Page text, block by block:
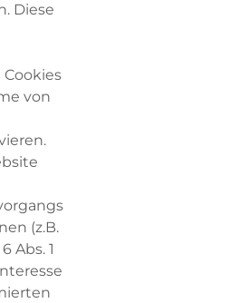
Diese
von
(z.B.
Abs. 1